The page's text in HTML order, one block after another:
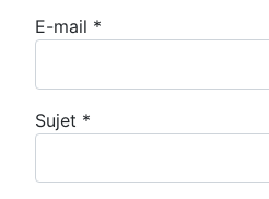
E-mail *
Sujet *